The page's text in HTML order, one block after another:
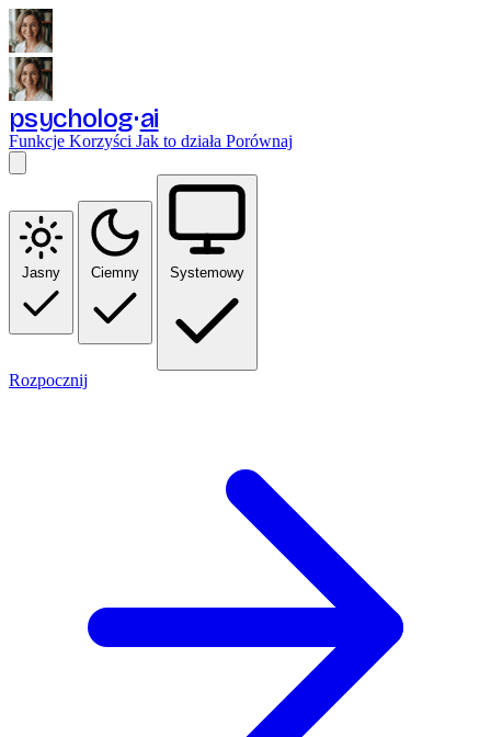
psycholog ai
Funkcje Korzyści Jak to działa Porównaj
Jasny Ciemny Systemowy
Rozpocznij